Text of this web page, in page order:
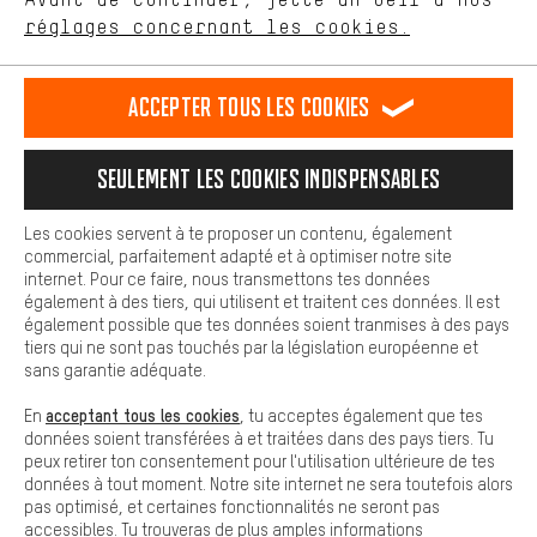
français english
EN Deutsch español
RÉSILIER LE CONTRAT Communauté d'Aix-la-Chapelle
Programme d'affiliation Mentions Légales Protection des données
Conditions générales de vente Plateforme d'Alerte
Reprise des batteries Corepile Paramètres de cookies
Modifier le contraste
Tous les prix s'entendent en euros (MwSt hors) plus les
frais de portpour la livraison versÉtats-Unis.
réglages concernant les cookies.
Plus de confort
est plus confortable. Avec les cookies de confort, nous
Nous pouvons ainsi mettre à ta disposition d'autres contenus et
informations utiles. De plus, tu as la possibilité d'utiliser des
facilement les bons produits. Par exemple, nous proposons une
facilement aux questions.
Cookies de base
Les cookies de base garantissent que tu puisses utiliser les
fonctions de notre site web.
Accepter tous les cookies
Seulement les cookies indispensables
Les cookies servent à te proposer un contenu, également
commercial, parfaitement adapté et à optimiser notre site
internet. Pour ce faire, nous transmettons tes données
également à des tiers, qui utilisent et traitent ces données. Il est
également possible que tes données soient tranmises à des pays
tiers qui ne sont pas touchés par la législation européenne et
sans garantie adéquate.
En acceptant tous les cookies , tu acceptes également que tes
données soient transférées à et traitées dans des pays tiers. Tu
peux retirer ton consentement pour l'utilisation ultérieure de tes
données à tout moment. Notre site internet ne sera toutefois alors
pas optimisé, et certaines fonctionnalités ne seront pas
accessibles. Tu trouveras de plus amples informations